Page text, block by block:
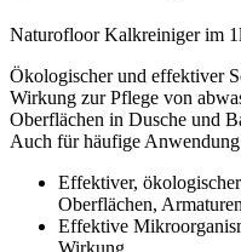
Naturofloor Kalkreiniger im
Ökologischer und effektiver
Wirkung zur Pflege von
Oberflächen in Dusche und
Auch für häufige Anwendung
Effektiver,
Oberflächen,
Effektive
Wirkung